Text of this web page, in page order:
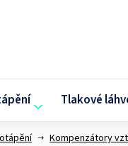
Tlakové
Kompenzátory